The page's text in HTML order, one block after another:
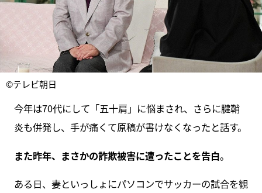
©テレビ朝日
今年は70代にして「五十肩」に悩まされ、さらに腱鞘
炎も併発し、手が痛くて原稿が書けなくなったと話す。
また昨年、まさかの詐欺被害に遭ったことを告白。
ある日、妻といっしょにパソコンでサッカーの試合を観